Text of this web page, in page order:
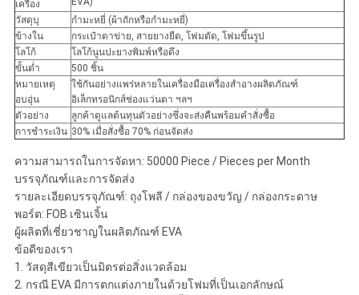
เครื่อง
วัสดุบุ
กำมะหยี่ (ผ้าถักหรือกำมะหยี่)
ข้างใน
กระเป๋าตาข่าย, สายยางยืด, โฟมตัด, โฟมขึ้นรูป
โลโก้
โลโก้นูนปะยางพิมพ์หรือดึง
ขั้นต่ำ
500 ชิ้น
หมายเหตุ
อบอุ่น
ใช้กันอย่างแพร่หลายในเครื่องมือเครื่องสำอางผลิตภัณฑ์
อิเล็กทรอนิกส์ช่องแว่นตา ฯลฯ
ตัวอย่าง
ลูกค้าดูแลต้นทุนตัวอย่างซึ่งจะส่งคืนพร้อมคำสั่งซื้อ
การชำระเงิน 30% เมื่อสั่งซื้อ 70% ก่อนจัดส่ง
ความสามารถในการจัดหา: 50000 Piece / Pieces per Month
บรรจุภัณฑ์และการจัดส่ง
รายละเอียดบรรจุภัณฑ์: ถุงโพลี / กล่องของขวัญ / กล่องกระดาษ
พอร์ต: FOB เซินเจิ้น
ผู้ผลิตที่เชี่ยวชาญในผลิตภัณฑ์ EVA
ข้อดีของเรา
1. วัสดุสีเขียวเป็นมิตรต่อสิ่งแวดล้อม
2. กรณี EVA มีการตกแต่งภายในด้วยโฟมที่เป็นเอกลักษณ์